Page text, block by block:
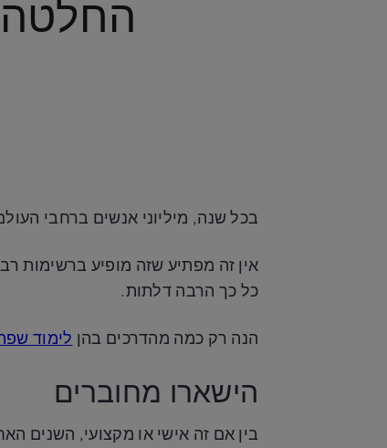
בכל שנה, מיליוני אנשים ברחבי
אין זה מפתיע שזה מופיע ברשימות
כל כך הרבה דלתות.
הנה רק כמה מהדרכים בהן לימוד
הישארו מחוברים
בין אם זה אישי או מקצועי, השנים